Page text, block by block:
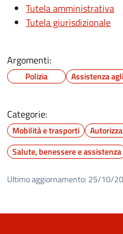
Tutela amministrativa
Tutela giurisdizionale
Argomenti:
Polizia Assistenza
Categorie:
Mobilità e trasporti
Salute, benessere e assistenza
Ultimo aggiornamento: 25/10/